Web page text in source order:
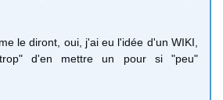
le diront, oui, j'ai eu l'idée d'un WIKI,
d'en mettre un pour si "peu"